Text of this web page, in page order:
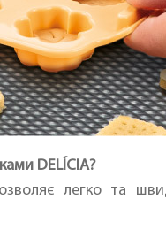
DELÍCIA?
легко та